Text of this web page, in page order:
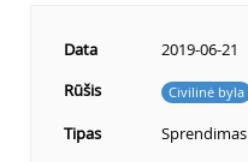
Data
2019-06-21
Rūšis
Civilinė byla
Tipas
Sprendimas